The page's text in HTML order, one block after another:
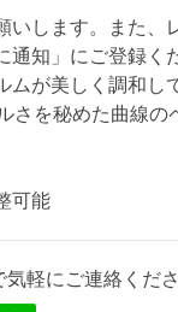
いします。また、
知」にご登録く
ムが美しく調和し
さを秘めた曲線の
可能
軽にご連絡くださ